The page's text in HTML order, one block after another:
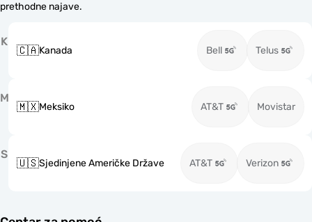
prethodne najave.
K
🇨🇦Kanada Bell Telus
M
🇲🇽Meksiko AT&T Movistar
S
🇺🇸Sjedinjene Američke Države AT&T Verizon